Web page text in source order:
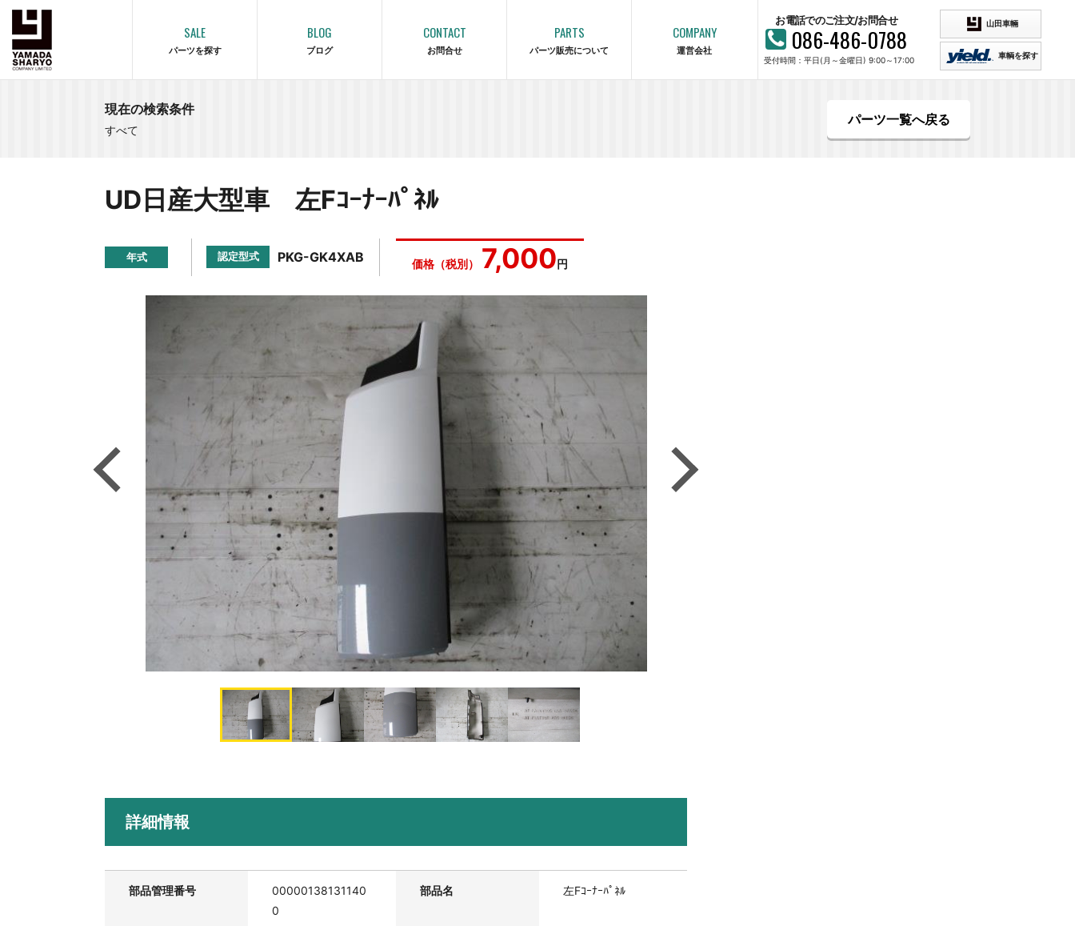
SALE
パーツを探す
BLOG
ブログ
CONTACT
お問合せ
PARTS
パーツ販売について
COMPANY
運営会社
お電話でのご注文/お問合せ
086-486-0788
受付時間：平日(月～金曜日) 9:00～17:00
山田車輛
車輌を探す
現在の検索条件
すべて
パーツ一覧へ戻る
UD日産大型車 左Fｺｰﾅｰﾊﾟﾈﾙ
年式 認定型式 PKG-GK4XAB 価格（税別） 7,000円
詳細情報
部品管理番号
00000138131140
0
部品名 左Fｺｰﾅｰﾊﾟﾈﾙ